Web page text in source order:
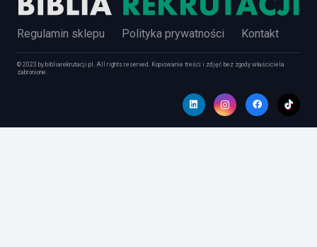
Regulamin sklepu Polityka prywatności Kontakt
© 2023 by bibliarekrutacji.pl. All rights reserved. Kopiowanie treści i zdjęć bez zgody właściciela
zabronione.